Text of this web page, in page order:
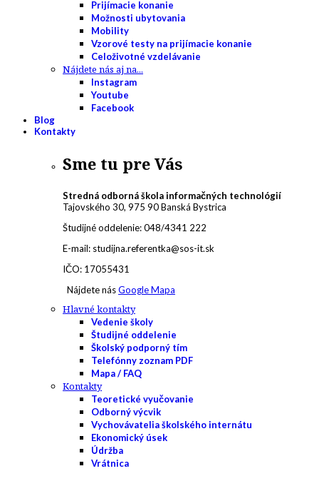
Prijímacie konanie
Možnosti ubytovania
Mobility
Vzorové testy na prijímacie konanie
Celoživotné vzdelávanie
Nájdete nás aj na...
Instagram
Youtube
Facebook
Blog
Kontakty
Sme tu pre Vás
Stredná odborná škola informačných technológií
Tajovského 30, 975 90 Banská Bystrica
Študijné oddelenie: 048/4341 222
E-mail: studijna.referentka@sos-it.sk
IČO: 17055431
Nájdete násGoogle Mapa
Hlavné kontakty
Vedenie školy
Študijné oddelenie
Školský podporný tím
Telefónny zoznam PDF
Mapa / FAQ
Kontakty
Teoretické vyučovanie
Odborný výcvik
Vychovávatelia školského internátu
Ekonomický úsek
Údržba
Vrátnica